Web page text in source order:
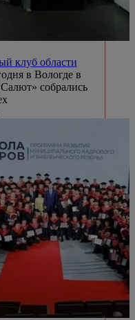
клуб области
в Вологде в
собрались